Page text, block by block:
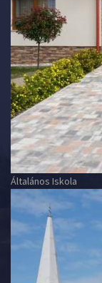
Általános Iskola